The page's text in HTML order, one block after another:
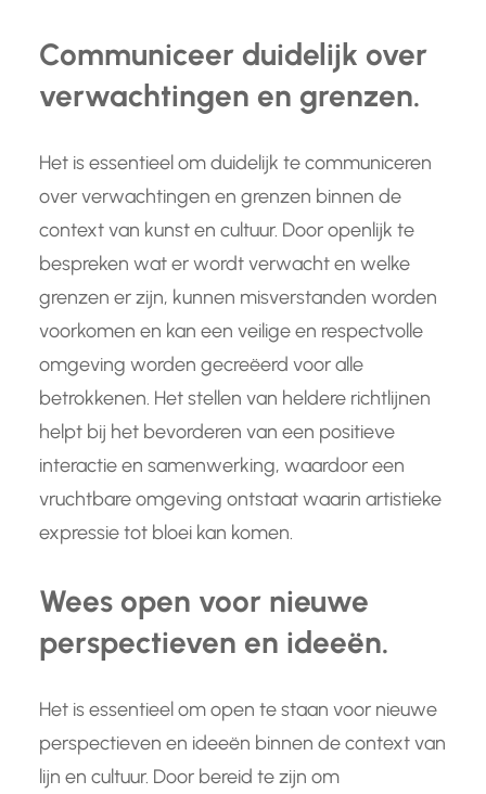
Communiceer duidelijk over
verwachtingen en grenzen.
Het is essentieel om duidelijk te communiceren
over verwachtingen en grenzen binnen de
context van kunst en cultuur. Door openlijk te
bespreken wat er wordt verwacht en welke
grenzen er zijn, kunnen misverstanden worden
voorkomen en kan een veilige en respectvolle
omgeving worden gecreëerd voor alle
betrokkenen. Het stellen van heldere richtlijnen
helpt bij het bevorderen van een positieve
interactie en samenwerking, waardoor een
vruchtbare omgeving ontstaat waarin artistieke
expressie tot bloei kan komen.
Wees open voor nieuwe
perspectieven en ideeën.
Het is essentieel om open te staan voor nieuwe
perspectieven en ideeën binnen de context van
lijn en cultuur. Door bereid te zijn om